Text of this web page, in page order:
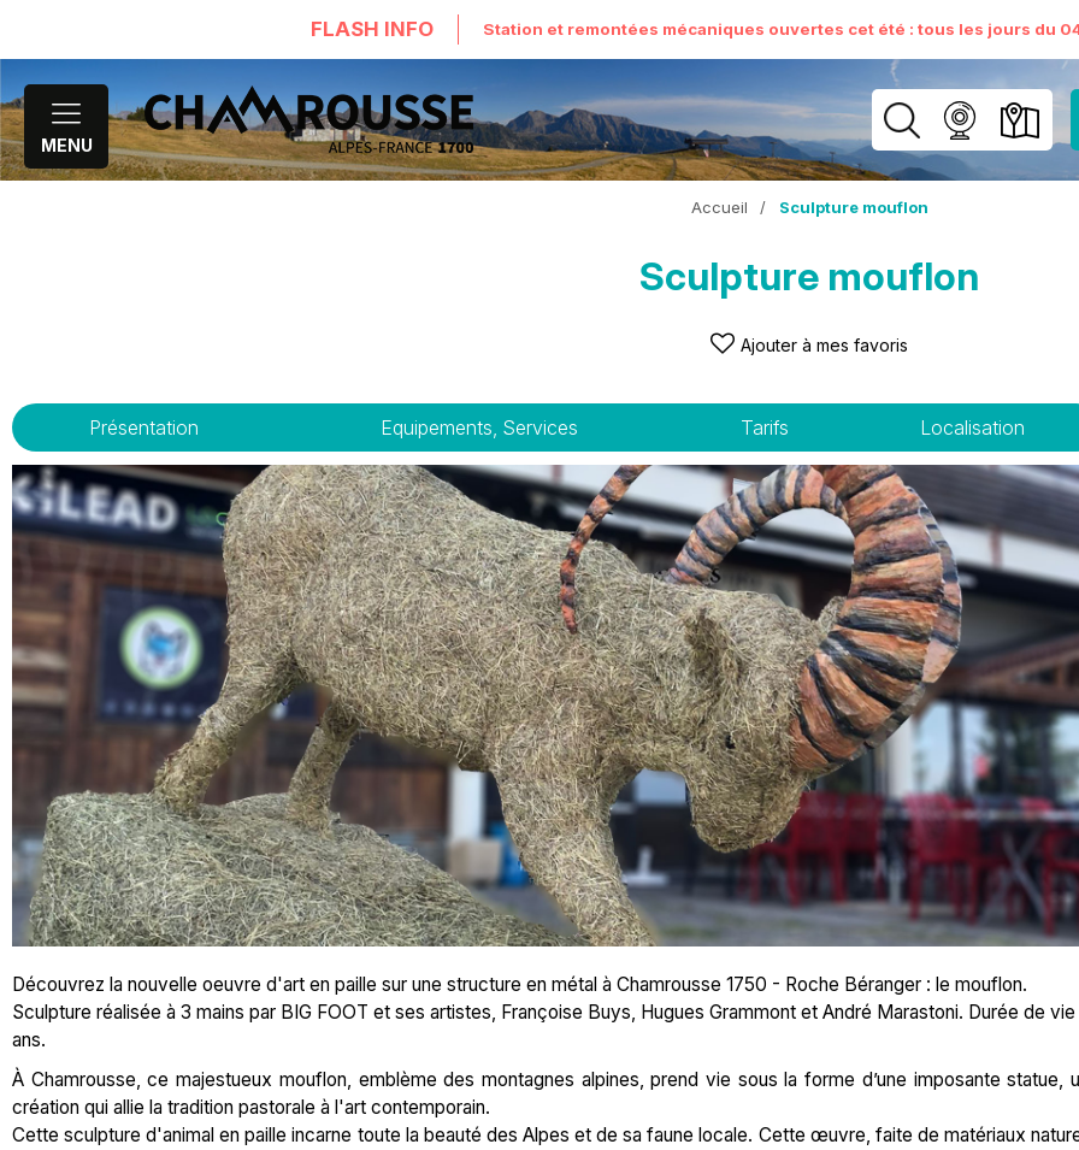
FLASH INFO Station et remontées mécaniques ouvertes cet été : tous les jours du
MENU
Accueil / Sculpture mouflon
Sculpture mouflon
Ajouter à mes favoris
Présentation Equipements, Services Tarifs Localisation
Découvrez la nouvelle oeuvre d'art en paille sur une structure en métal à Chamrousse 1750 - Roche Béranger : le mouflon.
Sculpture réalisée à 3 mains par BIG FOOT et ses artistes, Françoise Buys, Hugues Grammont et André Marastoni. Durée de vie
ans.
À Chamrousse, ce majestueux mouflon, emblème des montagnes alpines, prend vie sous la forme d’une imposante statue,
création qui allie la tradition pastorale à l'art contemporain.
Cette sculpture d'animal en paille incarne toute la beauté des Alpes et de sa faune locale. Cette œuvre, faite de matériaux